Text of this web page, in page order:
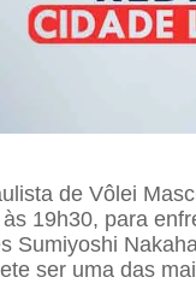
de Vôlei
19h30, para
Sumiyoshi
ser uma das